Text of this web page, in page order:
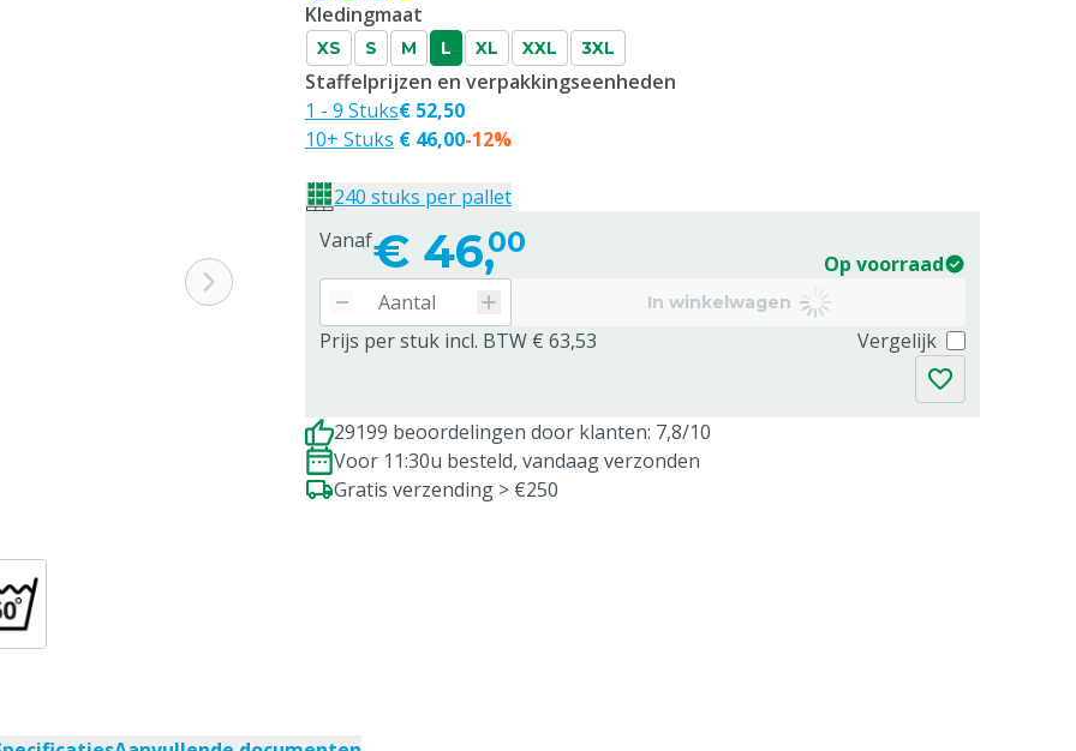
Kledingmaat
XS S M L XL XXL 3XL
Vanaf€ 46,00
Op voorraad
In winkelwagen
Prijs per stuk incl. BTW € 63,53 Vergelijk
Staffelprijzen en verpakkingseenheden
1 - 9 Stuks
10+ Stuks
€ 52,50
€ 46,00-12%
240 stuks per pallet
29199 beoordelingen door klanten: 7,8/10
Voor 11:30u besteld, vandaag verzonden
Gratis verzending > €250